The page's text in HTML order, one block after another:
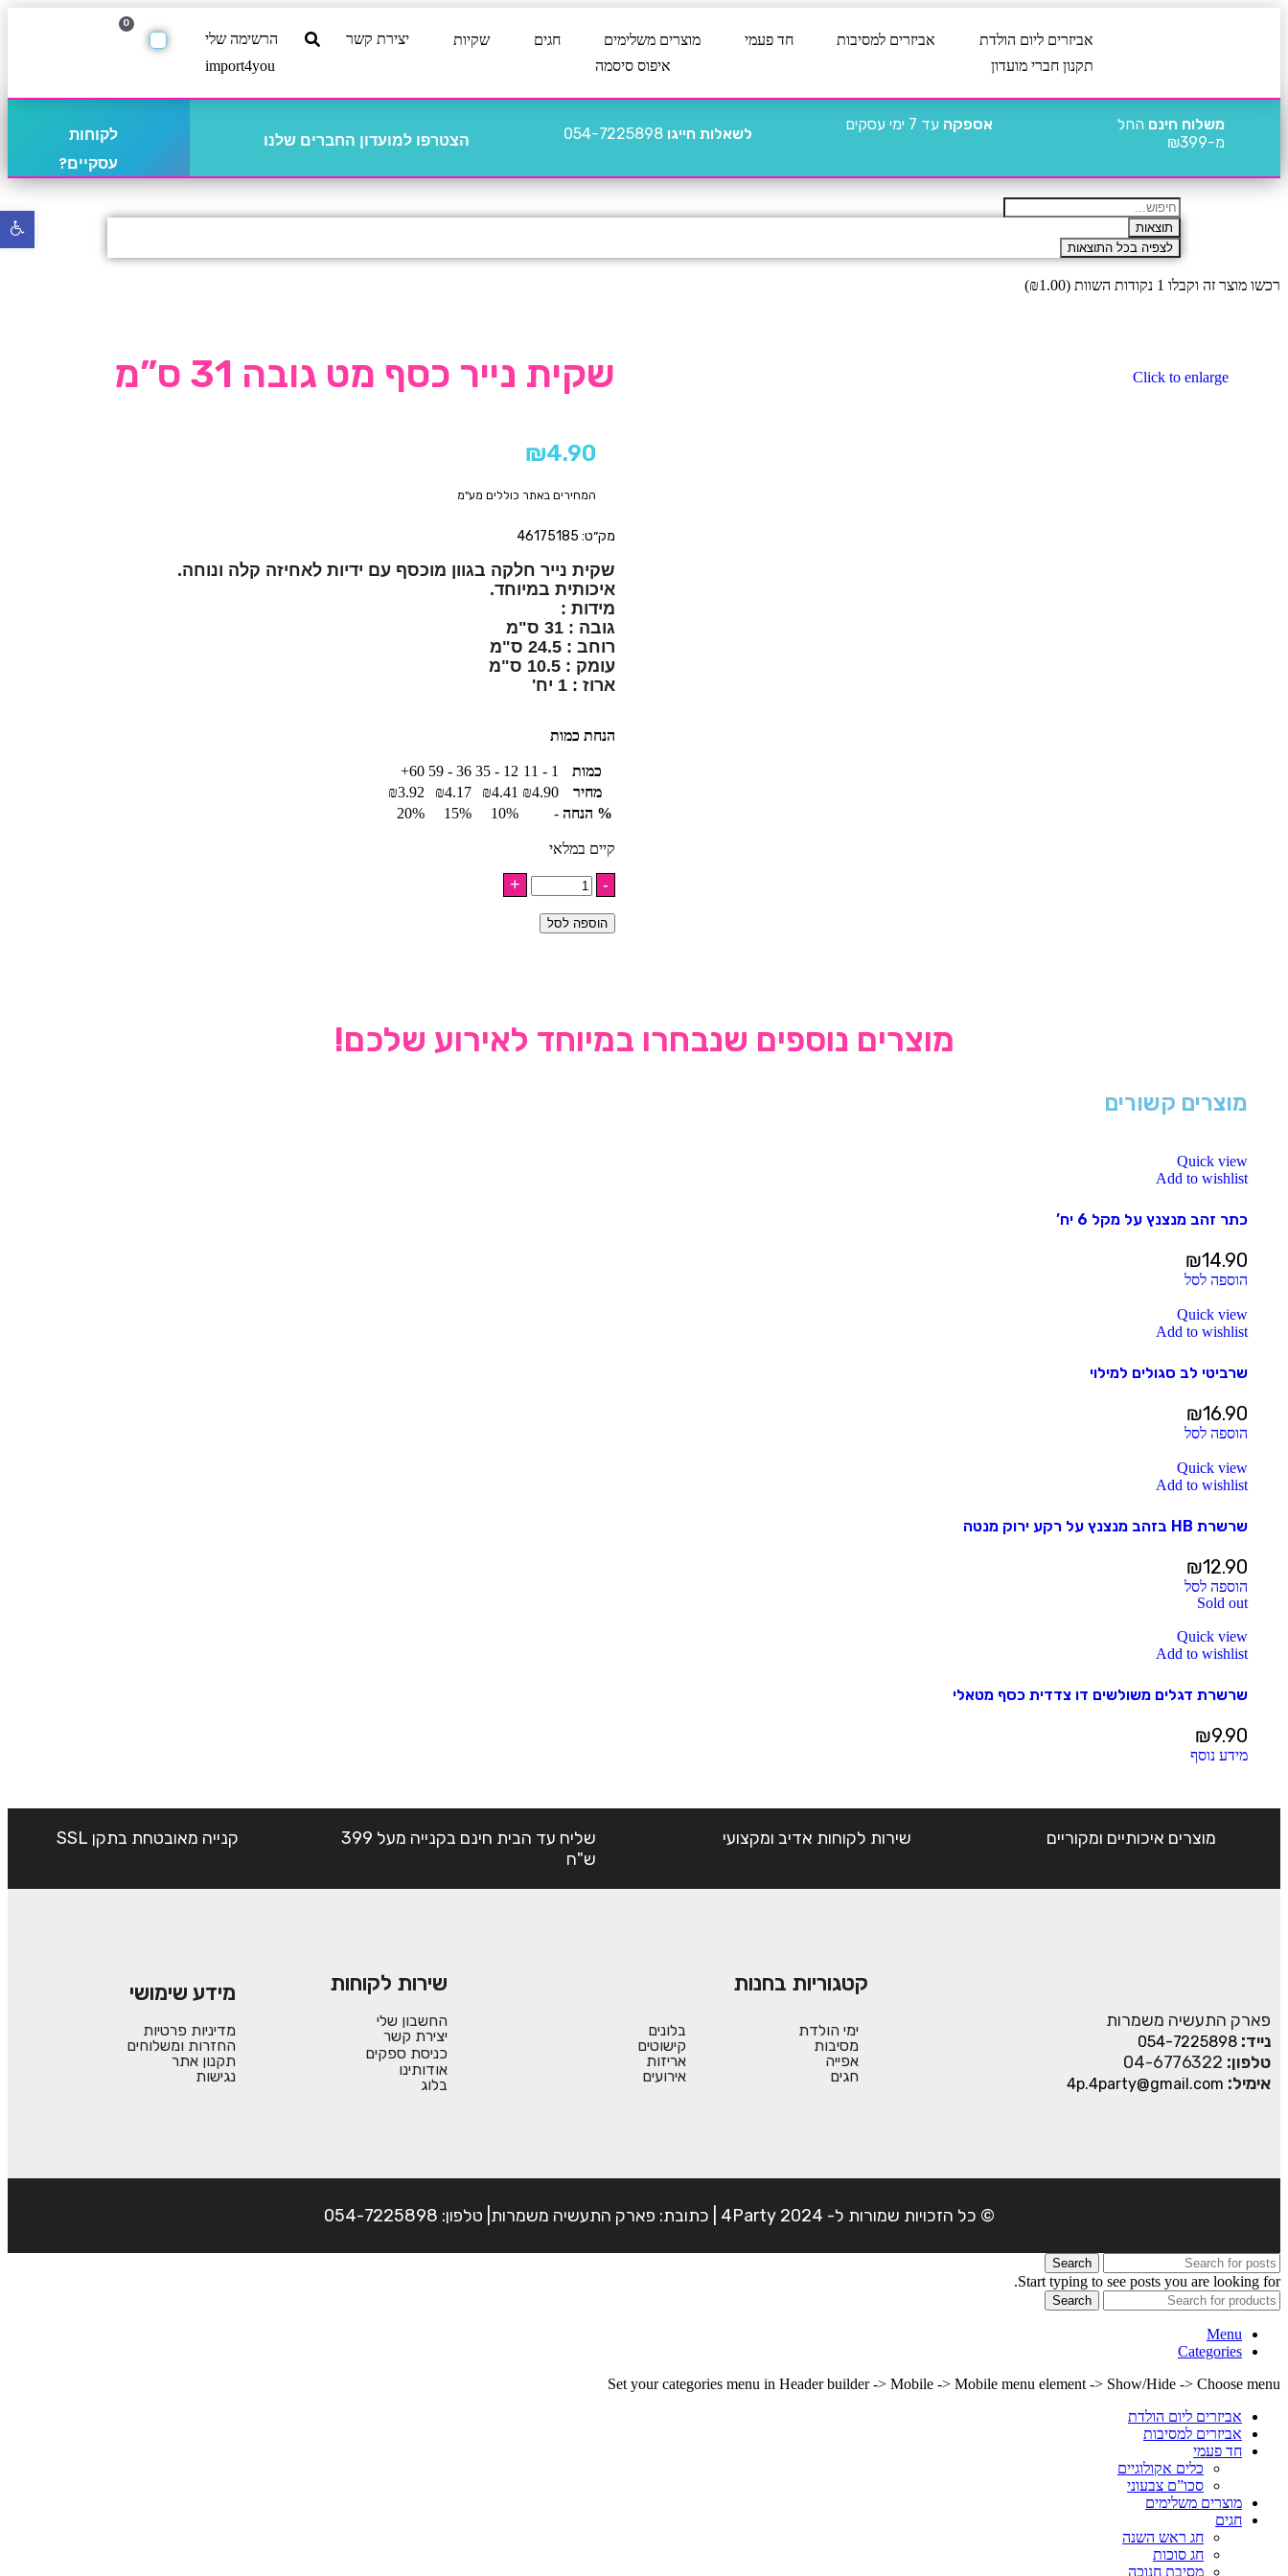
אביזרים ליום הולדת אביזרים למסיבות חד פעמי מוצרים משלימים חגים שקיות יצירת קשר
הרשימה שלי
תקנון חברי מועדון
איפוס סיסמה import4you
0
משלוח חינם החל
מ-₪399
אספקה עד 7 ימי עסקים
לשאלות חייגו 054-7225898 הצטרפו למועדון החברים שלנו
לקוחות
עסקיים?
תוצאות
לצפיה בכל התוצאות
רכשו מוצר זה וקבלו 1 נקודות השוות ( ₪1.00
)
Click to enlarge שקית נייר כסף מט גובה 31 ס”מ
₪4.90
המחירים באתר כוללים מע"מ
מק״ט: 46175185
ארוז : 1 יח'
הנחת כמות
כמות 1 - 11
12 - 35
36 - 59
60+
מחיר
₪4.90
₪4.41
₪4.17
₪3.92
% הנחה -
10%
15%
20%
קיים במלאי
הוספה לסל
מוצרים נוספים שנבחרו במיוחד לאירוע שלכם!
מוצרים קשורים
Quick view
Add to wishlist
כתר זהב מנצנץ על מקל 6 יח’
₪14.90
הוספה לסל
Quick view
Add to wishlist
שרביטי לב סגולים למילוי
₪16.90
הוספה לסל
Quick view
Add to wishlist
שרשרת HB בזהב מנצנץ על רקע ירוק מנטה
₪12.90
הוספה לסל
Sold out
Quick view
Add to wishlist
שרשרת דגלים משולשים דו צדדית כסף מטאלי
₪9.90
מידע נוסף
מוצרים איכותיים ומקוריים שירות לקוחות אדיב ומקצועי
שליח עד הבית חינם בקנייה מעל 399
ש"ח
קנייה מאובטחת בתקן SSL
פארק התעשיה משמרות
נייד: 054-7225898
טלפון: 04-6776322
אימיל: 4p.4party@gmail.com
קטגוריות בחנות
ימי הולדת
מסיבות
אפייה
חגים
בלונים
קישוטים
אריזות
אירועים
שירות לקוחות
החשבון שלי
יצירת קשר
כניסת ספקים
אודותינו
בלוג
מידע שימושי
מדיניות פרטיות
החזרות ומשלוחים
תקנון אתר
נגישות
© כל הזכויות שמורות ל- 4Party 2024 | כתובת: פארק התעשיה משמרות| טלפון: 054-7225898
Search
Start typing to see posts you are looking for.
Search
Menu
Categories
Set your categories menu in Header builder -> Mobile -> Mobile menu element -> Show/Hide -> Choose menu
אביזרים ליום הולדת
אביזרים למסיבות
חד פעמי
כלים אקולוגיים
סכו”ם צבעוני
מוצרים משלימים
חגים
חג ראש השנה
חג סוכות
מסיבת חנוכה
פתח